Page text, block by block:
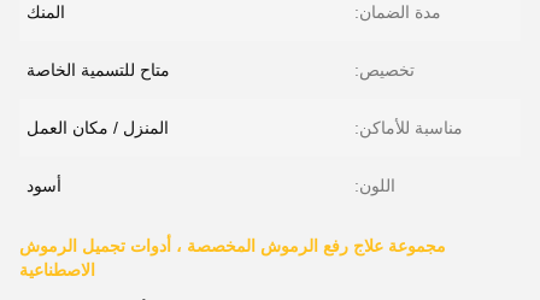
مدة الضمان: المنك
تخصيص: متاح للتسمية الخاصة
مناسبة للأماكن: المنزل / مكان العمل
اللون: أسود
مجموعة علاج رفع الرموش المخصصة ، أدوات تجميل الرموش
الاصطناعية